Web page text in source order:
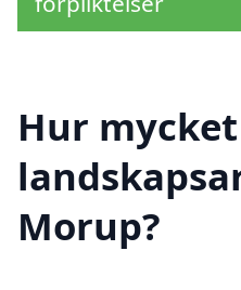
Hur
Morup?